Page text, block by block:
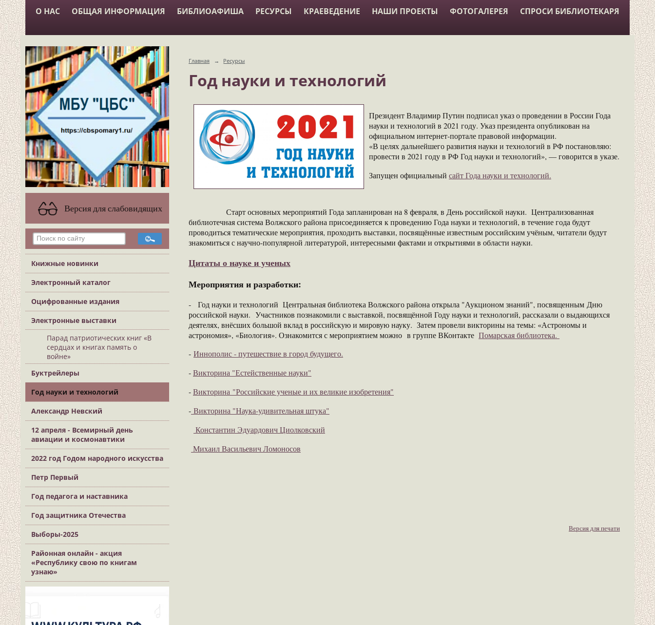
О НАС ОБЩАЯ ИНФОРМАЦИЯ БИБЛИОАФИША РЕСУРСЫ КРАЕВЕДЕНИЕ НАШИ ПРОЕКТЫ ФОТОГАЛЕРЕЯ СПРОСИ БИБЛИОТЕКАРЯ
Версия для слабовидящих
Книжные новинки
Электронный каталог
Оцифрованные издания
Электронные выставки
Парад патриотических книг «В
сердцах и книгах память о
войне»
Буктрейлеры
Год науки и технологий
Александр Невский
12 апреля - Всемирный день
авиации и космонавтики
2022 год Годом народного искусства
Петр Первый
Год педагога и наставника
Год защитника Отечества
Выборы-2025
Районная онлайн - акция
«Республику свою по книгам
узнаю»
Главная → Ресурсы
Год науки и технологий
Президент Владимир Путин подписал указ о проведении в России Года
науки и технологий в 2021 году. Указ президента опубликован на
официальном интернет-портале правовой информации.
«В целях дальнейшего развития науки и технологий в РФ постановляю:
провести в 2021 году в РФ Год науки и технологий», — говорится в указе.
Запущен официальный сайт Года науки и технологий.
Старт основных мероприятий Года запланирован на 8 февраля, в День российской науки. Централизованная
библиотечная система Волжского района присоединяется к проведению Года науки и технологий, в течение года будут
проводиться тематические мероприятия, проходить выставки, посвящённые известным российским учёным, читатели будут
знакомиться с научно-популярной литературой, интересными фактами и открытиями в области науки.
Цитаты о науке и ученых
Мероприятия и разработки:
- Год науки и технологий Центральная библиотека Волжского района открыла "Аукционом знаний", посвященным Дню
российской науки. Участников познакомили с выставкой, посвящённой Году науки и технологий, рассказали о выдающихся
деятелях, внёсших большой вклад в российскую и мировую науку. Затем провели викторины на темы: «Астрономы и
астрономия», «Биология». Ознакомится с мероприятием можно в группе ВКонтакте Помарская библиотека.
- Иннополис - путешествие в город будущего.
-Викторина "Естейственные науки"
-Викторина "Российские ученые и их великие изобретения"
- Викторина "Наука-удивительная штука"
Константин Эдуардович Циолковский
Михаил Васильевич Ломоносов
Версия для печати